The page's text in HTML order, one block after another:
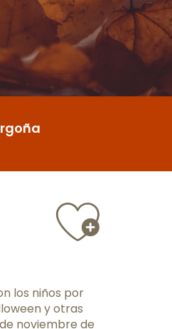
los niños por
y otras
noviembre de